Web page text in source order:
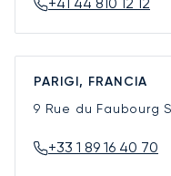
PARIGI, FRANCIA
9 Rue du Faubourg
+33 1 89 16 40 70